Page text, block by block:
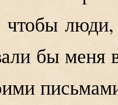
чтобы
бы меня